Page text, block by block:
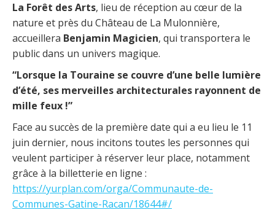
La Forêt des Arts, lieu de réception au cœur de la
nature et près du Château de La Mulonnière,
accueillera Benjamin Magicien, qui transportera le
public dans un univers magique.
“Lorsque la Touraine se couvre d’une belle lumière
d’été, ses merveilles architecturales rayonnent de
mille feux !”
Face au succès de la première date qui a eu lieu le 11
juin dernier, nous incitons toutes les personnes qui
veulent participer à réserver leur place, notamment
grâce à la billetterie en ligne :
https://yurplan.com/orga/Communaute-de-
Communes-Gatine-Racan/18644#/